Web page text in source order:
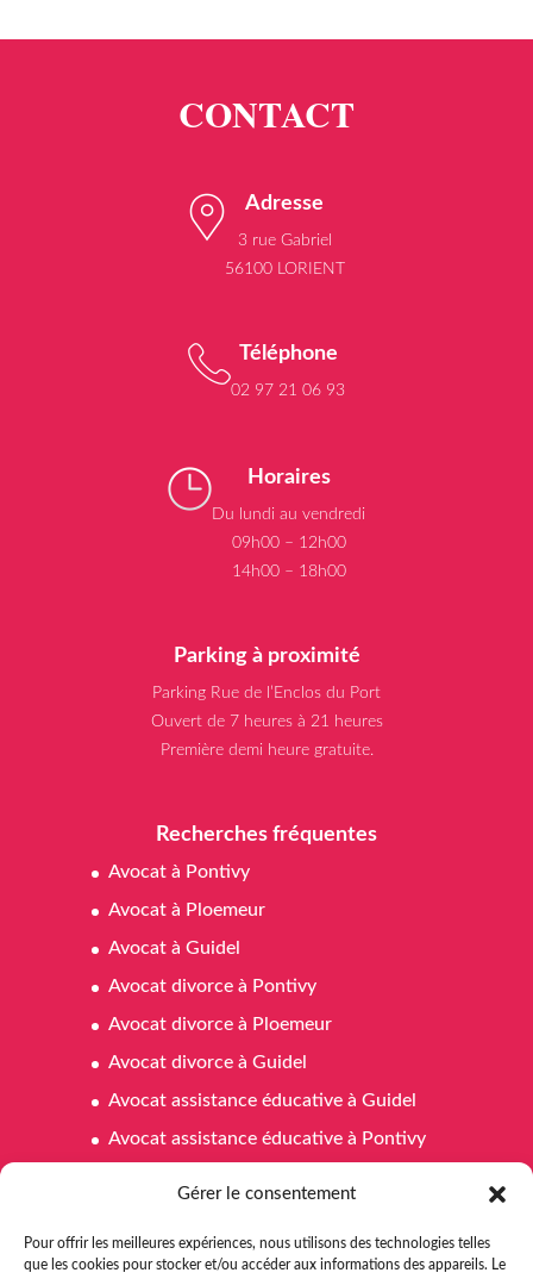
Gérer le consentement
Pour offrir les meilleures expériences, nous utilisons des technologies telles
que les cookies pour stocker et/ou accéder aux informations des appareils. Le
Adresse
3 rue Gabriel
56100 LORIENT
Téléphone
02 97 21 06 93
Horaires
Du lundi au vendredi
09h00 – 12h00
14h00 – 18h00
Parking à proximité
Parking Rue de l’Enclos du Port
Ouvert de 7 heures à 21 heures
Première demi heure gratuite.
Recherches fréquentes
Avocat à Pontivy
Avocat à Ploemeur
Avocat à Guidel
Avocat divorce à Pontivy
Avocat divorce à Ploemeur
Avocat divorce à Guidel
Avocat assistance éducative à Guidel
Avocat assistance éducative à Pontivy
Avocat affaires familiales à Ploemeur